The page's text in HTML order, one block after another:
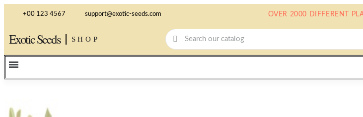
+00 123 4567 support@exotic-seeds.com OVER 2000 DIFFERENT
Exotic Seeds SHOP